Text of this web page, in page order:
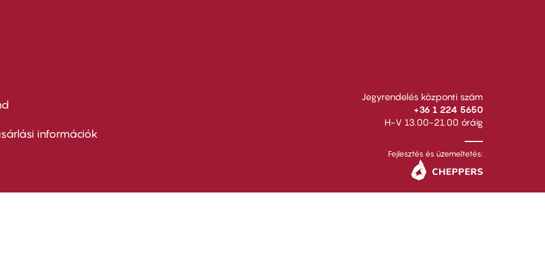
információk
Jegyrendelés központi szám
+36 1 224 5650
H-V 13.00-21.00 óráig
Fejlesztés és üzemeltetés: